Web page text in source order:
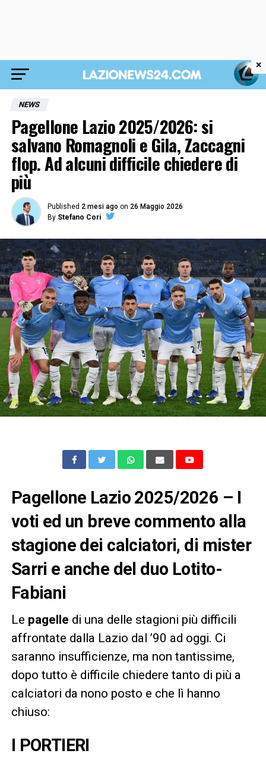
NEWS
Pagellone Lazio 2025/2026: si
salvano Romagnoli e Gila, Zaccagni
flop. Ad alcuni difficile chiedere di
più
Published 2 mesi ago on 26 Maggio 2026
By Stefano Cori
Pagellone Lazio 2025/2026 – I
voti ed un breve commento alla
stagione dei calciatori, di mister
Sarri e anche del duo Lotito-
Fabiani
Le pagelle di una delle stagioni più difficili
affrontate dalla Lazio dal ’90 ad oggi. Ci
saranno insufficienze, ma non tantissime,
dopo tutto è difficile chiedere tanto di più a
calciatori da nono posto e che lì hanno
chiuso:
I PORTIERI
×